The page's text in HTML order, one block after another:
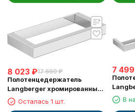
8 023 ₽17 660 ₽
Полотенцедержатель
Langberger хромированный
к стене одинарный 22 см
30038A
Осталась 1 шт.
7 499
к
36002A
В